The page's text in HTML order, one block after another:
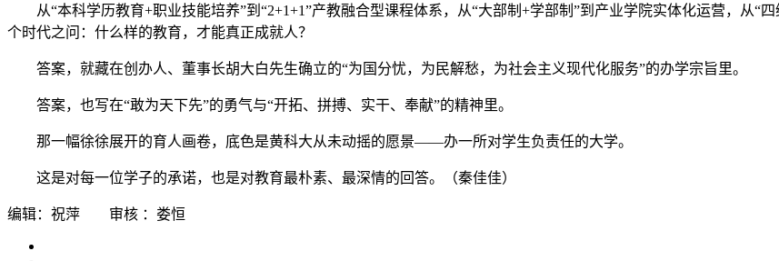
从“本科学历教育+职业技能培养”到“2+1+1”产教融合型课程体系，从“大部制+学部制”到产业学院实体化运营，
个时代之问：什么样的教育，才能真正成就人？
答案，就藏在创办人、董事长胡大白先生确立的“为国分忧，为民解愁，为社会主义现代化服务”的办学宗旨里。
答案，也写在“敢为天下先”的勇气与“开拓、拼搏、实干、奉献”的精神里。
那一幅徐徐展开的育人画卷，底色是黄科大从未动摇的愿景——办一所对学生负责任的大学。
这是对每一位学子的承诺，也是对教育最朴素、最深情的回答。（秦佳佳）
编辑：祝萍 审核 ：娄恒